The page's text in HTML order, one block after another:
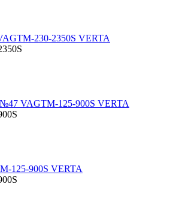
230-2350S VERTA
VAGTM-125-900S VERTA
125-900S VERTA